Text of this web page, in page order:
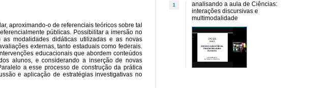
aproximando-o de referenciais teóricos sobre tal
públicas. Possibilitar a imersão no
modalidades didáticas utilizadas e as novas
externas, tanto estaduais como federais.
educacionais que abordem conteúdos
alunos, e considerando a inserção de novas
a esse processo de construção da prática
e aplicação de estratégias investigativas no
1
analisando a aula de Ciências:
interações discursivas e
multimodalidade